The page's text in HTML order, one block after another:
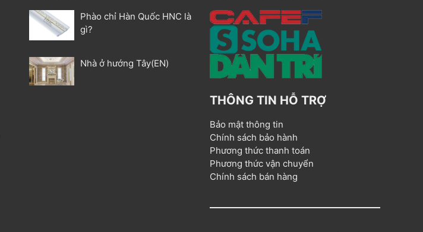
Phào chỉ Hàn Quốc HNC là
gì?
Nhà ở hướng Tây(EN)
THÔNG TIN HỖ TRỢ
Bảo mật thông tin
Chính sách bảo hành
Phương thức thanh toán
Phương thức vận chuyển
Chính sách bán hàng